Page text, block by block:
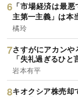
「市場経済は最
主第一主義」は本
橘玲
さすがにアカン
「失礼過ぎるひと
岩本有平
キオクシア株売却